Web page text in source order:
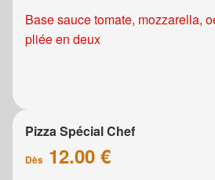
Base sauce tomate, mozzarella,
pliée en deux
Pizza Spécial Chef
Dès 12.00 €